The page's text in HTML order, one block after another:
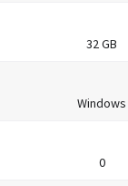
32 GB
Windows
0